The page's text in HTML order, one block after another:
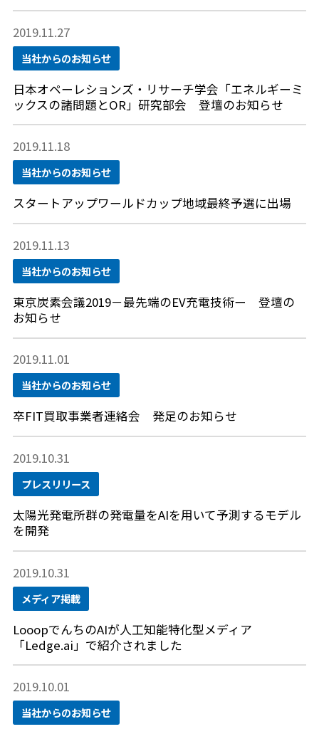
2019.11.27
当社からのお知らせ
日本オペーレションズ・リサーチ学会「エネルギーミ
ックスの諸問題とOR」研究部会 登壇のお知らせ
2019.11.18
当社からのお知らせ
スタートアップワールドカップ地域最終予選に出場
2019.11.13
当社からのお知らせ
東京炭素会議2019－最先端のEV充電技術ー 登壇の
お知らせ
2019.11.01
当社からのお知らせ
卒FIT買取事業者連絡会 発足のお知らせ
2019.10.31
プレスリリース
太陽光発電所群の発電量をAIを用いて予測するモデル
を開発
2019.10.31
メディア掲載
LooopでんちのAIが人工知能特化型メディア
「Ledge.ai」で紹介されました
2019.10.01
当社からのお知らせ